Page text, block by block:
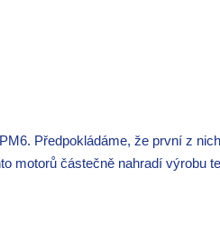
Předpokládáme, že první z
motorů částečně nahradí výrobu